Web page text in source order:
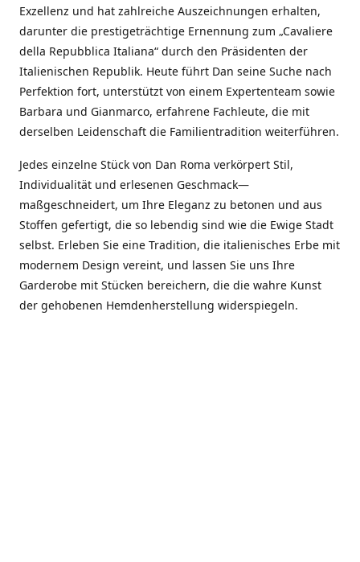
Exzellenz und hat zahlreiche Auszeichnungen erhalten,
darunter die prestigeträchtige Ernennung zum „Cavaliere
della Repubblica Italiana“ durch den Präsidenten der
Italienischen Republik. Heute führt Dan seine Suche nach
Perfektion fort, unterstützt von einem Expertenteam sowie
Barbara und Gianmarco, erfahrene Fachleute, die mit
derselben Leidenschaft die Familientradition weiterführen.
Jedes einzelne Stück von Dan Roma verkörpert Stil,
Individualität und erlesenen Geschmack—
maßgeschneidert, um Ihre Eleganz zu betonen und aus
Stoffen gefertigt, die so lebendig sind wie die Ewige Stadt
selbst. Erleben Sie eine Tradition, die italienisches Erbe mit
modernem Design vereint, und lassen Sie uns Ihre
Garderobe mit Stücken bereichern, die die wahre Kunst
der gehobenen Hemdenherstellung widerspiegeln.